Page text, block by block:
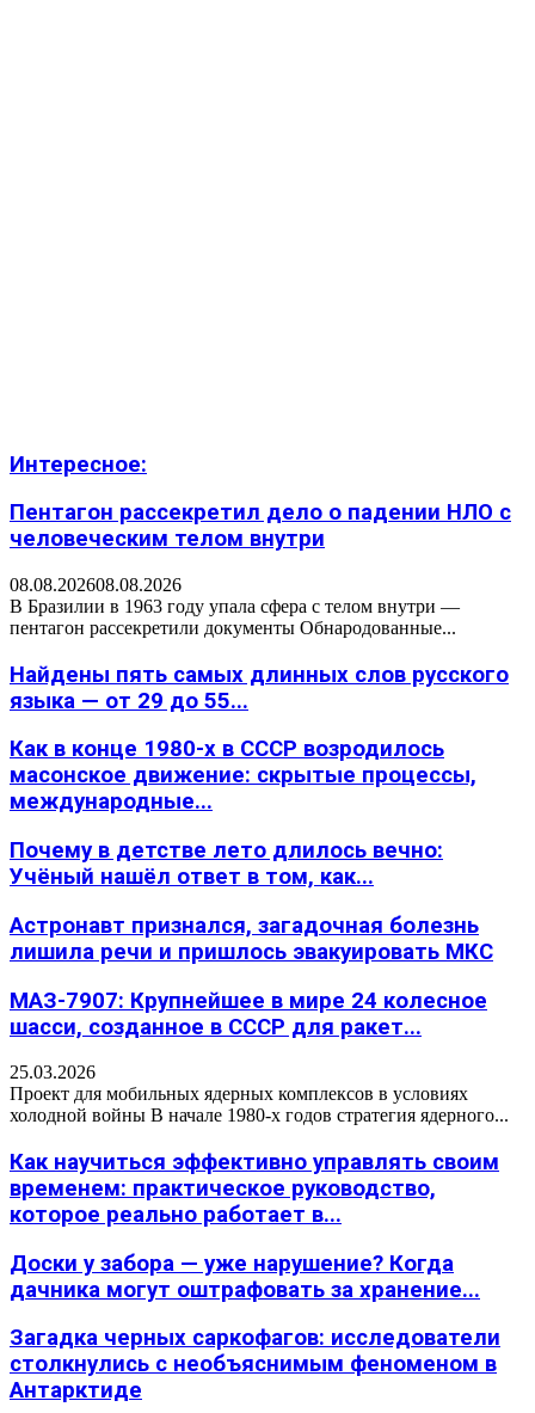
Интересное:
Пентагон рассекретил дело о падении НЛО с
человеческим телом внутри
08.08.202608.08.2026
В Бразилии в 1963 году упала сфера с телом внутри —
пентагон рассекретили документы Обнародованные...
Найдены пять самых длинных слов русского
языка — от 29 до 55...
Как в конце 1980-х в СССР возродилось
масонское движение: скрытые процессы,
международные...
Почему в детстве лето длилось вечно:
Учёный нашёл ответ в том, как...
Астронавт признался, загадочная болезнь
лишила речи и пришлось эвакуировать МКС
МАЗ-7907: Крупнейшее в мире 24 колесное
шасси, созданное в СССР для ракет...
25.03.2026
Проект для мобильных ядерных комплексов в условиях
холодной войны В начале 1980-х годов стратегия ядерного...
Как научиться эффективно управлять своим
временем: практическое руководство,
которое реально работает в...
Доски у забора — уже нарушение? Когда
дачника могут оштрафовать за хранение...
Загадка черных саркофагов: исследователи
столкнулись с необъяснимым феноменом в
Антарктиде